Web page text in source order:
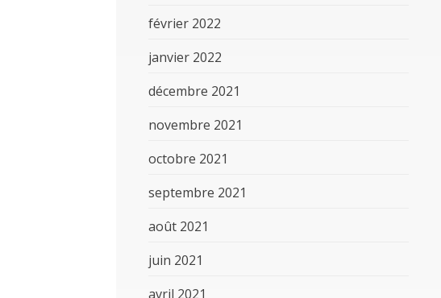
février 2022
janvier 2022
décembre 2021
novembre 2021
octobre 2021
septembre 2021
août 2021
juin 2021
avril 2021